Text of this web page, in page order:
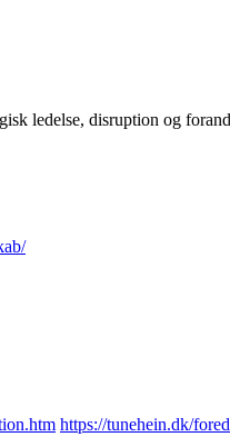
ledelse, disruption og
https://tunehein.dk/